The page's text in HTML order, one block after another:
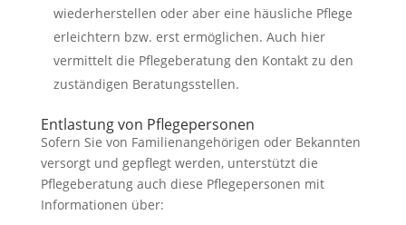
wiederherstellen oder aber eine häusliche Pflege
erleichtern bzw. erst ermöglichen. Auch hier
vermittelt die Pflegeberatung den Kontakt zu den
zuständigen Beratungsstellen.
Entlastung von Pflegepersonen
Sofern Sie von Familienangehörigen oder Bekannten
versorgt und gepflegt werden, unterstützt die
Pflegeberatung auch diese Pflegepersonen mit
Informationen über: